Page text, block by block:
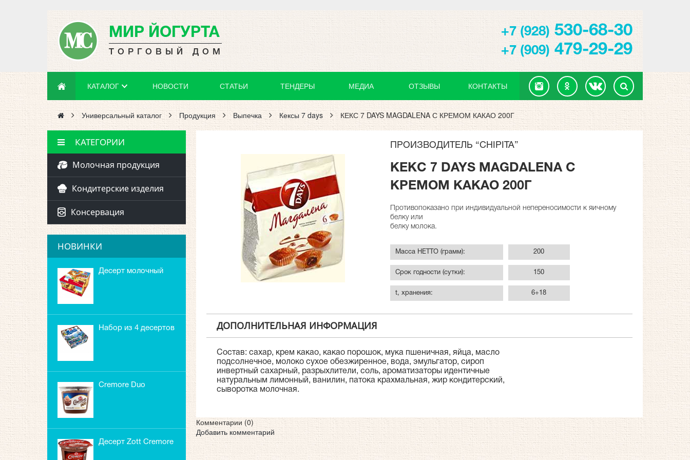
МИР ЙОГУРТА
ТОРГОВЫЙ ДОМ
+7 (928) 530-68-30
+7 (909) 479-29-29
КАТАЛОГ НОВОСТИ СТАТЬИ ТЕНДЕРЫ МЕДИА ОТЗЫВЫ КОНТАКТЫ
Универсальный каталог Продукция Выпечка Кексы 7 days КЕКС 7 DAYS MAGDALENA С КРЕМОМ КАКАО 200Г
КАТЕГОРИИ
Молочная продукция
Кондитерские изделия
Консервация
НОВИНКИ
Десерт молочный
Набор из 4 десертов
Cremore Duo
Десерт Zott Cremore
ПРОИЗВОДИТЕЛЬ “CHIPITA”
КЕКС 7 DAYS MAGDALENA С
КРЕМОМ КАКАО 200Г
Противопоказано при индивидуальной непереносимости к яичному
белку или
белку молока.
Масса НЕТТО (грамм): 200
Срок годности (сутки): 150
t, хранения: 6+18
ДОПОЛНИТЕЛЬНАЯ ИНФОРМАЦИЯ
Состав: сахар, крем какао, какао порошок, мука пшеничная, яйца, масло
подсолнечное, молоко сухое обезжиренное, вода, эмульгатор, сироп
инвертный сахарный, разрыхлители, соль, ароматизаторы идентичные
натуральным лимонный, ванилин, патока крахмальная, жир кондитерский,
сыворотка молочная.
Комментарии (0)
Добавить комментарий